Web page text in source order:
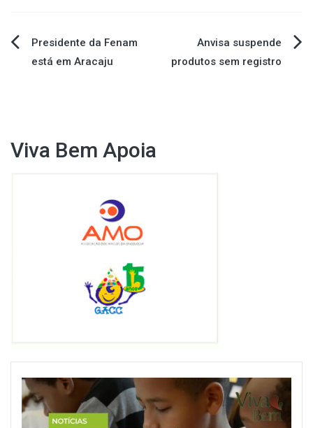
Navegação
Presidente da Fenam
está em Aracaju
Anvisa suspende
produtos sem registro
Viva Bem Apoia